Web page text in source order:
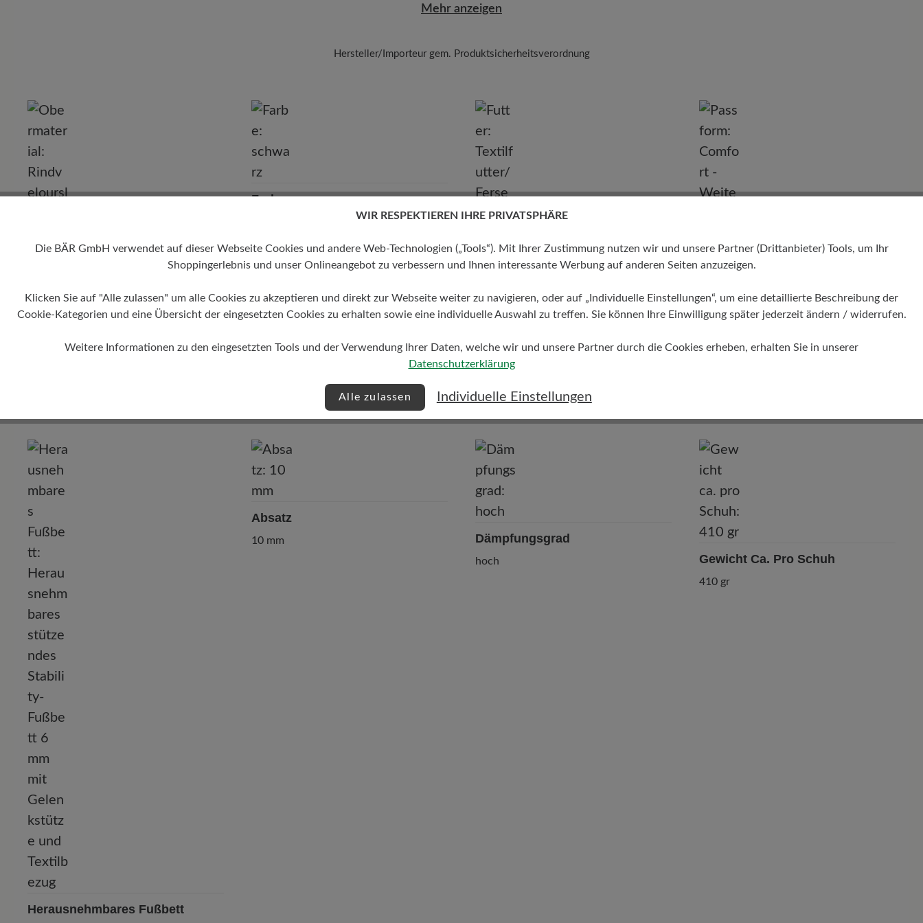
Mehr anzeigen
Hersteller/Importeur gem. Produktsicherheitsverordnung
Pleidelsheimer Str. 15/1, 74321 Bietigheim-Bissingen, Deutschland
kundenbetreuung@baer-schuhe.de
Telefon: 0800 51 65 65 56 (gebührenfrei)
Farbe
Futter
Herausnehmbares Fußbett
Absatz
10 mm Dämpfungsgrad
hoch Gewicht Ca. Pro Schuh
410 gr
WIR RESPEKTIEREN IHRE PRIVATSPHÄRE
Die BÄR GmbH verwendet auf dieser Webseite Cookies und andere Web-Technologien („Tools“). Mit Ihrer Zustimmung nutzen wir und unsere Partner (Drittanbieter) Tools, um Ihr
Shoppingerlebnis und unser Onlineangebot zu verbessern und Ihnen interessante Werbung auf anderen Seiten anzuzeigen.
Klicken Sie auf "Alle zulassen" um alle Cookies zu akzeptieren und direkt zur Webseite weiter zu navigieren, oder auf „Individuelle Einstellungen“, um eine detaillierte Beschreibung der
Cookie-Kategorien und eine Übersicht der eingesetzten Cookies zu erhalten sowie eine individuelle Auswahl zu treffen. Sie können Ihre Einwilligung später jederzeit ändern / widerrufen.
Weitere Informationen zu den eingesetzten Tools und der Verwendung Ihrer Daten, welche wir und unsere Partner durch die Cookies erheben, erhalten Sie in unserer
Datenschutzerklärung
Alle zulassen Individuelle Einstellungen